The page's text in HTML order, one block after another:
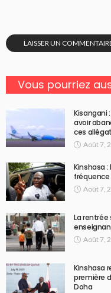
LAISSER UN
Vous pourriez
Kisangani
avoir
ces
Août 7,
Kinshasa
Août 7,
La rentrée
Août 7,
Kinshasa
première
Doha